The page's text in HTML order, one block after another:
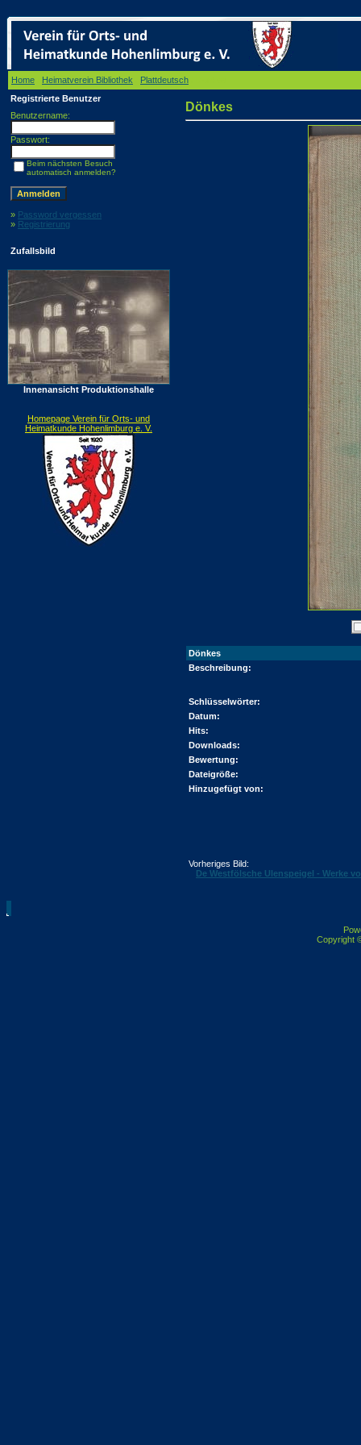
Home Heimatverein Bibliothek Plattdeutsch
Registrierte Benutzer
Benutzername:
Passwort:
Beim nächsten Besuch
automatisch anmelden?
» Password vergessen
» Registrierung
Zufallsbild
Innenansicht Produktionshalle
Homepage Verein für Orts- und
Heimatkunde Hohenlimburg e. V.
Dönkes
Dönkes
Beschreibung:
Schlüsselwörter:
Datum:
Hits:
Downloads:
Bewertung:
Dateigröße:
Hinzugefügt von:
Vorheriges Bild:
De Westfölsche Ulenspeigel - Werke
Copyright